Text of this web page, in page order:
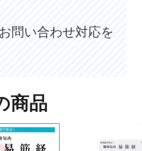
問い合わせ対応を
商品